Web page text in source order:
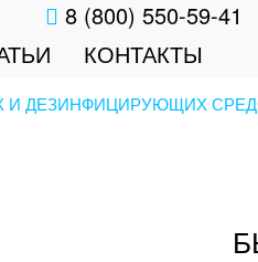
8 (800) 550-59-41
КОНТАКТЫ